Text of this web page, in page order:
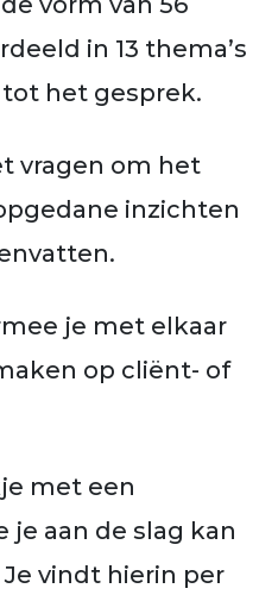
in 13 thema’s
het gesprek.
vragen om het
inzichten
je met elkaar
op cliënt- of
met een
je aan de slag kan
vindt hierin per